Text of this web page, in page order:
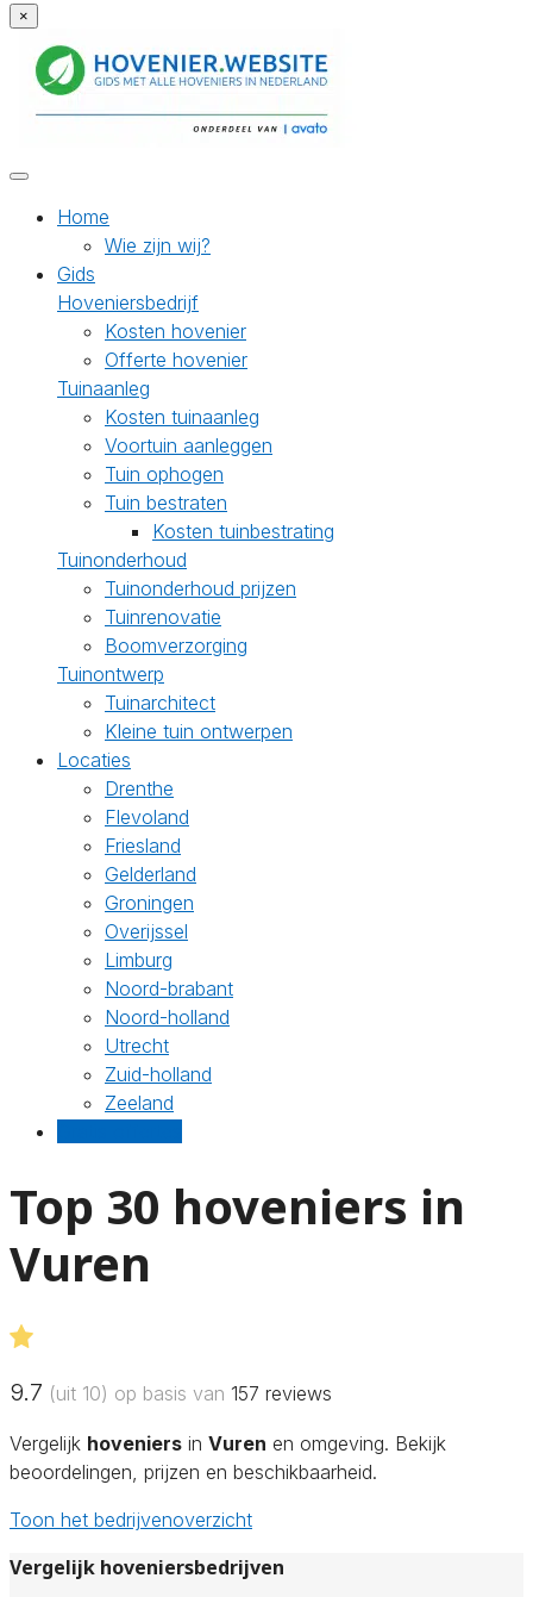
×
Home
Wie zijn wij?
Gids
Hoveniersbedrijf
Kosten hovenier
Offerte hovenier
Tuinaanleg
Kosten tuinaanleg
Voortuin aanleggen
Tuin ophogen
Tuin bestraten
Kosten tuinbestrating
Tuinonderhoud
Tuinonderhoud prijzen
Tuinrenovatie
Boomverzorging
Tuinontwerp
Tuinarchitect
Kleine tuin ontwerpen
Locaties
Drenthe
Flevoland
Friesland
Gelderland
Groningen
Overijssel
Limburg
Noord-brabant
Noord-holland
Utrecht
Zuid-holland
Zeeland
Top 30 hoveniers in
Vuren
9.7 (uit 10) op basis van 157 reviews
Vergelijk hoveniers in Vuren en omgeving. Bekijk
beoordelingen, prijzen en beschikbaarheid.
Toon het bedrijvenoverzicht
Vergelijk hoveniersbedrijven